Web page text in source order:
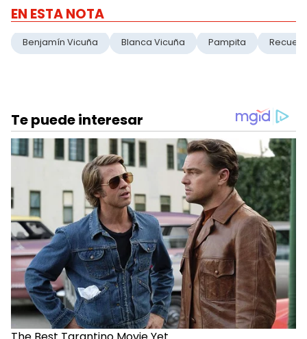
EN ESTA NOTA
Benjamín Vicuña Blanca Vicuña Pampita